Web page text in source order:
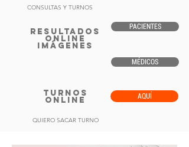
CONSULTAS Y TURNOS
RESULTADOS
ONLINE
IMÁGENES
PACIENTES
MÉDICOS
TURNOS
ONLINE AQUÍ
QUIERO SACAR TURNO